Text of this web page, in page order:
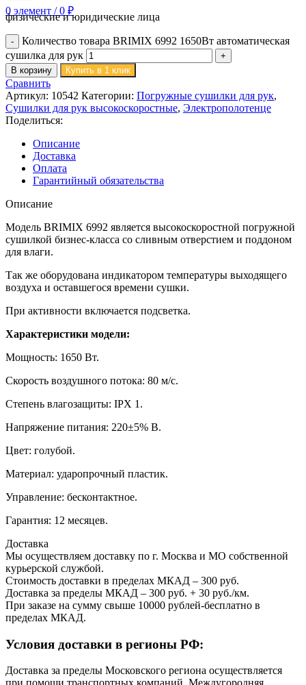
0 элемент / 0 ₽
физические и юридические лица
Количество товара BRIMIX 6992 1650Вт автоматическая
сушилка для рук
В корзину Купить в 1 клик
Сравнить
Артикул: 10542 Категории: Погружные сушилки для рук,
Сушилки для рук высокоскоростные, Электрополотенце
Поделиться:
Описание
Доставка
Оплата
Гарантийный обязательства
Описание
Модель BRIMIX 6992 является высокоскоростной погружной
сушилкой бизнес-класса со сливным отверстием и поддоном
для влаги.
Так же оборудована индикатором температуры выходящего
воздуха и оставшегося времени сушки.
При активности включается подсветка.
Характеристики модели:
Мощность: 1650 Вт.
Скорость воздушного потока: 80 м/с.
Степень влагозащиты: IPX 1.
Напряжение питания: 220±5% В.
Цвет: голубой.
Материал: ударопрочный пластик.
Управление: бесконтактное.
Гарантия: 12 месяцев.
Доставка
Мы осуществляем доставку по г. Москва и МО собственной
курьерской службой.
Стоимость доставки в пределах МКАД – 300 руб.
Доставка за пределы МКАД – 300 руб. + 30 руб./км.
При заказе на сумму свыше 10000 рублей-бесплатно в
пределах МКАД.
Условия доставки в регионы РФ:
Доставка за пределы Московского региона осуществляется